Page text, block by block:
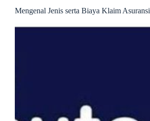
Mengenal Jenis serta Biaya Klaim Asuransi